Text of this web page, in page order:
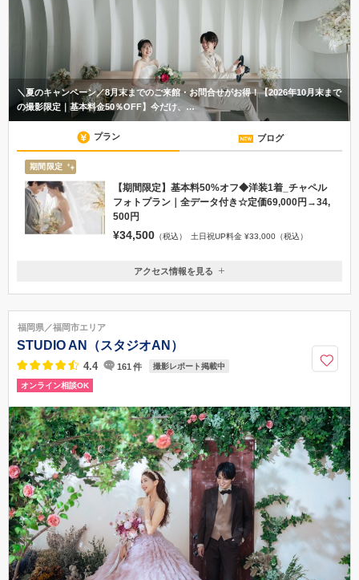
＼夏のキャンペーン／8月末までのご来館・お問合せがお得！【2026年10月末まで
の撮影限定｜基本料金50％OFF】今だけ、…
プラン ブログ
期間限定
【期間限定】基本料50%オフ◆洋装1着_チャペル
フォトプラン｜全データ付き☆定価69,000円→34,
500円
¥34,500 （税込） 土日祝UP料金 ¥33,000（税込）
福岡県福岡市中央区大名１丁目３−１４ 花形館2F
鉄福岡（天神）駅」 南口 徒歩10分
0120-945-906
アクセス情報を見る
福岡県／福岡市エリア
STUDIO AN（スタジオAN）
4.4 161 件 撮影レポート掲載中
オンライン相談OK